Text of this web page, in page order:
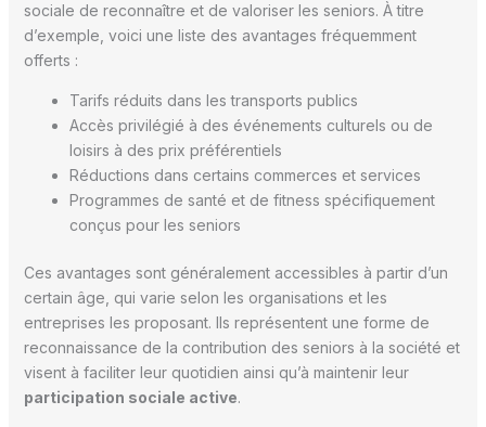
sociale de reconnaître et de valoriser les seniors. À titre
d’exemple, voici une liste des avantages fréquemment
offerts :
Tarifs réduits dans les transports publics
Accès privilégié à des événements culturels ou de
loisirs à des prix préférentiels
Réductions dans certains commerces et services
Programmes de santé et de fitness spécifiquement
conçus pour les seniors
Ces avantages sont généralement accessibles à partir d’un
certain âge, qui varie selon les organisations et les
entreprises les proposant. Ils représentent une forme de
reconnaissance de la contribution des seniors à la société et
visent à faciliter leur quotidien ainsi qu’à maintenir leur
participation sociale active.